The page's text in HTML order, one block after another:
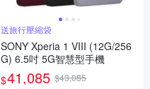
送旅行壓縮袋
SONY Xperia 1 VIII (12G/256
G) 6.5吋 5G智慧型手機
$41,085 $43,085